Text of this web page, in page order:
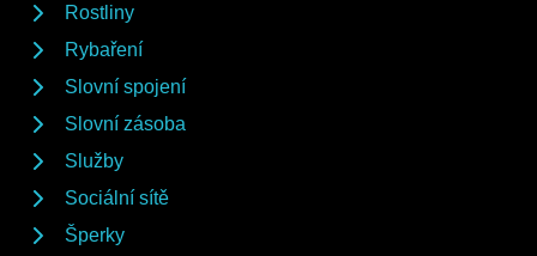
Rostliny
Rybaření
Slovní spojení
Slovní zásoba
Služby
Sociální sítě
Šperky